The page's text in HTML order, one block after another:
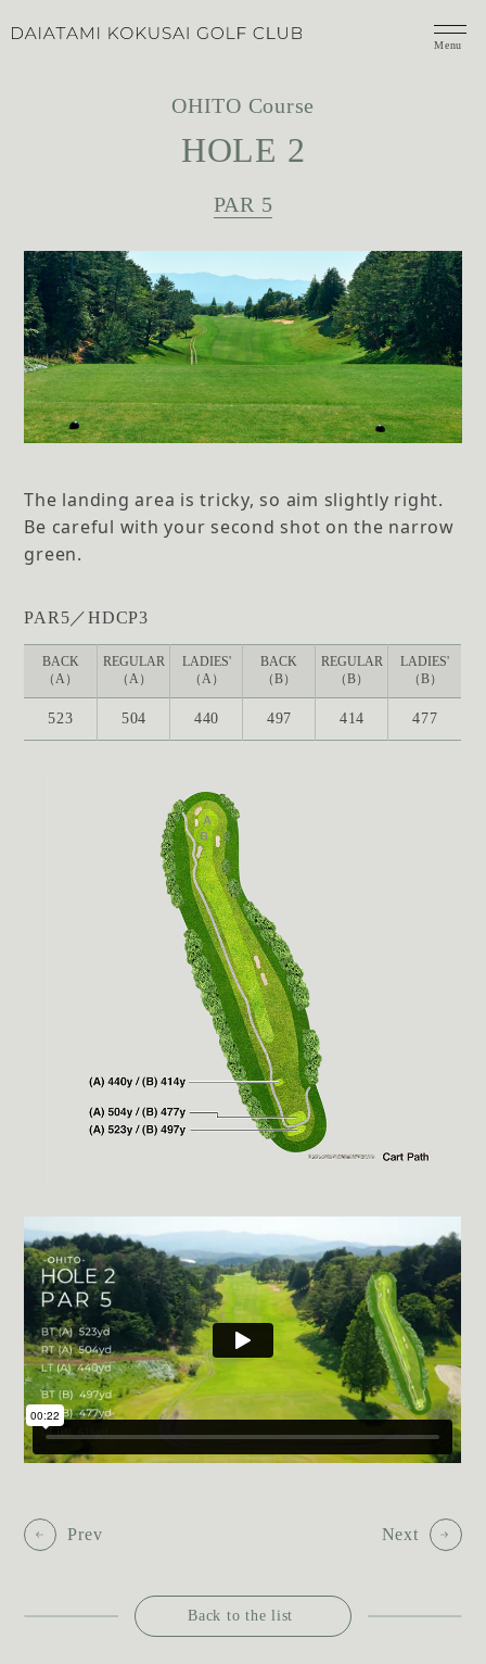
Menu
OHITO Course
HOLE 2
PAR 5
The landing area is tricky, so aim slightly right.
Be careful with your second shot on the narrow
green.
PAR5／HDCP3
BACK
（A）
REGULAR
（A）
LADIES'
（A）
BACK
（B）
REGULAR
（B）
LADIES'
（B）
523 504 440 497 414 477
Prev Next
Back to the list